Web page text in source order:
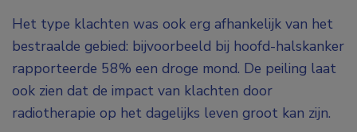
Het type klachten was ook erg afhankelijk van het
bestraalde gebied: bijvoorbeeld bij hoofd-halskanker
rapporteerde 58% een droge mond. De peiling laat
ook zien dat de impact van klachten door
radiotherapie op het dagelijks leven groot kan zijn.